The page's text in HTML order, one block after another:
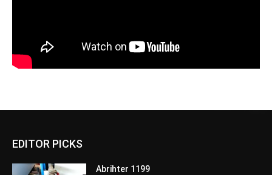
EDITOR PICKS
Abrihter 1199